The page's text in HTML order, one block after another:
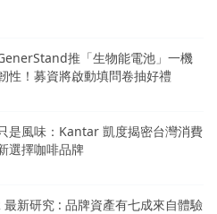
推「生物能電池」一機
性！募資將啟動填問卷抽好禮
是風味：Kantar 凱度揭密台灣消費
選擇咖啡品牌
最新研究 : 品牌資產有七成來自體驗